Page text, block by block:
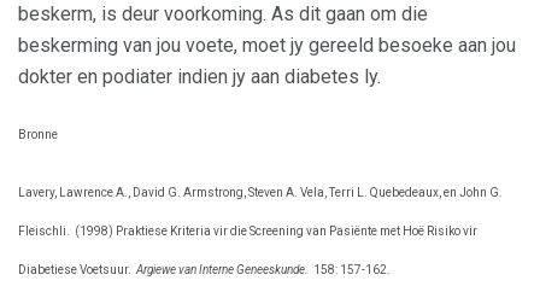
beskerm, is deur voorkoming. As dit gaan om die
beskerming van jou voete, moet jy gereeld besoeke aan jou
dokter en podiater indien jy aan diabetes ly.
Bronne
Lavery, Lawrence A., David G. Armstrong, Steven A. Vela, Terri L. Quebedeaux, en John G.
Fleischli. (1998) Praktiese Kriteria vir die Screening van Pasiënte met Hoë Risiko vir
Diabetiese Voetsuur. Argiewe van Interne Geneeskunde. 158: 157-162.